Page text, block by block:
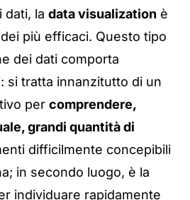
dati, ladata visualization è
più efficaci. Questo tipo
dei dati comporta
si tratta innanzitutto di un
percomprendere,
grandi quantità di
difficilmente concepibili
in secondo luogo, è la
individuare rapidamente